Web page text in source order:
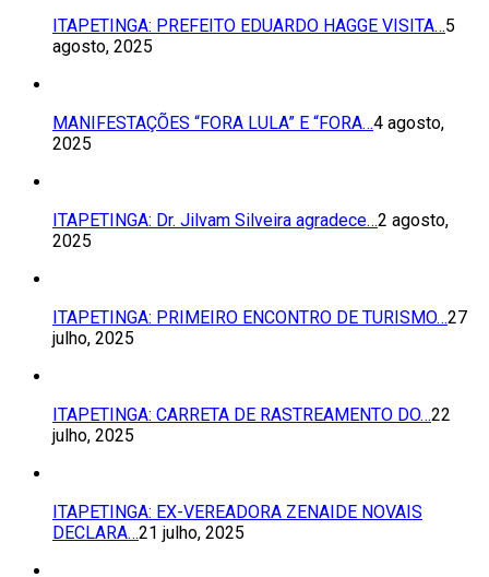
ITAPETINGA: PREFEITO EDUARDO HAGGE VISITA…5
agosto, 2025
MANIFESTAÇÕES “FORA LULA” E “FORA…4 agosto,
2025
ITAPETINGA: Dr. Jilvam Silveira agradece…2 agosto,
2025
ITAPETINGA: PRIMEIRO ENCONTRO DE TURISMO…27
julho, 2025
ITAPETINGA: CARRETA DE RASTREAMENTO DO…22
julho, 2025
ITAPETINGA: EX-VEREADORA ZENAIDE NOVAIS
DECLARA…21 julho, 2025